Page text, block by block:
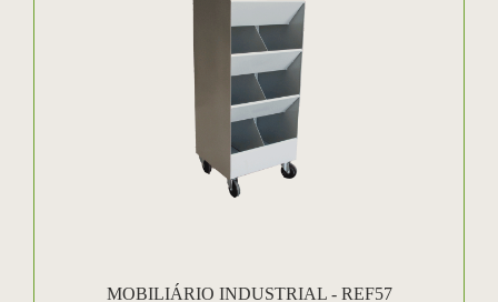
MOBILIÁRIO INDUSTRIAL - REF57